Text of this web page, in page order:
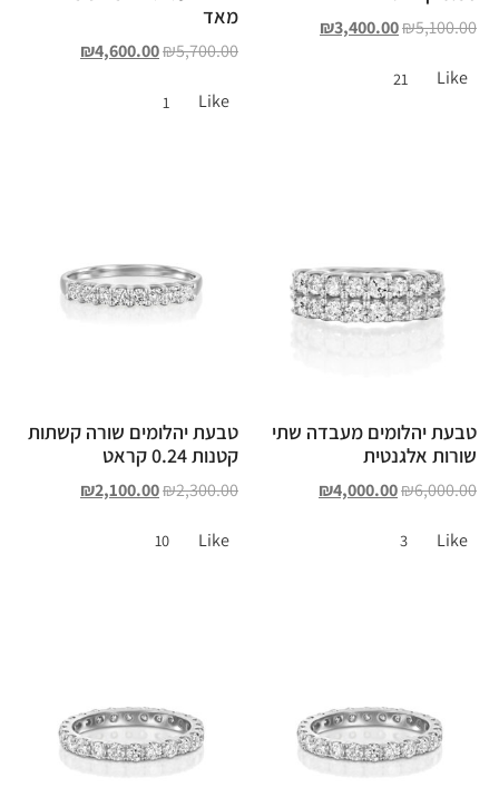
₪5,100.00
₪3,400.00
Like
21
מאד
₪5,700.00
₪4,600.00
Like
1
טבעת יהלומים מעבדה שתי
שורות אלגנטית
₪6,000.00
₪4,000.00
Like
3
טבעת יהלומים שורה קשתות
קטנות 0.24 קראט
₪2,300.00
₪2,100.00
Like
10